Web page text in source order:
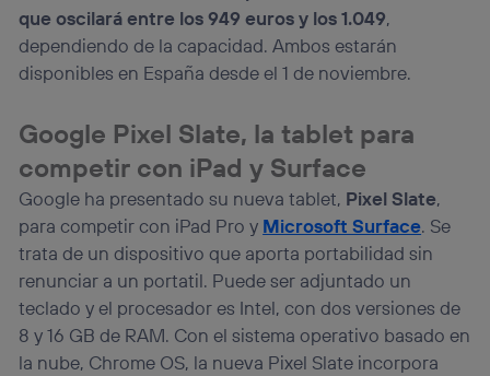
que oscilará entre los 949 euros y los 1.049,
dependiendo de la capacidad. Ambos estarán
disponibles en España desde el 1 de noviembre.
Google Pixel Slate, la tablet para
competir con iPad y Surface
Google ha presentado su nueva tablet, Pixel Slate,
para competir con iPad Pro y Microsoft Surface. Se
trata de un dispositivo que aporta portabilidad sin
renunciar a un portatil. Puede ser adjuntado un
teclado y el procesador es Intel, con dos versiones de
8 y 16 GB de RAM. Con el sistema operativo basado en
la nube, Chrome OS, la nueva Pixel Slate incorpora